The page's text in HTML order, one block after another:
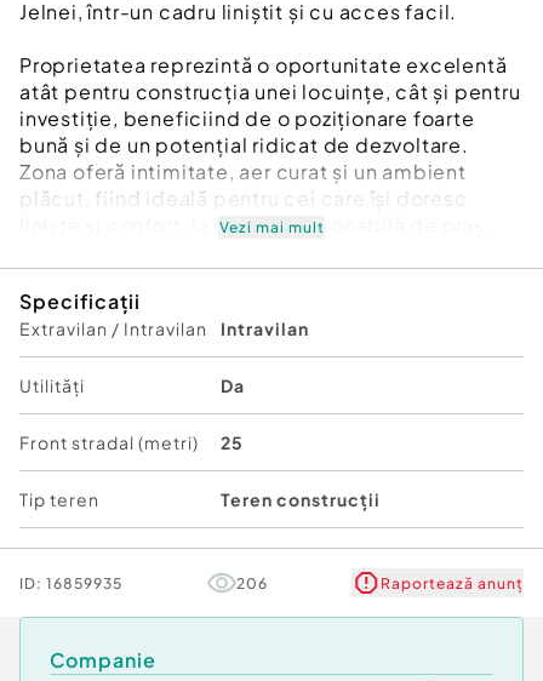
Jelnei, într-un cadru liniștit și cu acces facil.
Proprietatea reprezintă o oportunitate excelentă
atât pentru construcția unei locuințe, cât și pentru
investiție, beneficiind de o poziționare foarte
bună și de un potențial ridicat de dezvoltare.
Zona oferă intimitate, aer curat și un ambient
plăcut, fiind ideală pentru cei care își doresc
liniște și confort, la distanță rezonabilă de oraș.
unei vizionări, vă stăm cu drag la dispoziție!
Cod ofertă / ID BLITZ: P173664
Id intern: P173664
Vezi mai mult
Specificații
Extravilan / Intravilan Intravilan
Utilități Da
Front stradal (metri) 25
Tip teren Teren construcții
ID: 16859935 206 Raportează anunț
Companie